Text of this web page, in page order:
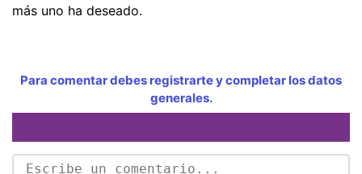
más uno ha deseado.
Para comentar debes registrarte y completar los datos
generales.